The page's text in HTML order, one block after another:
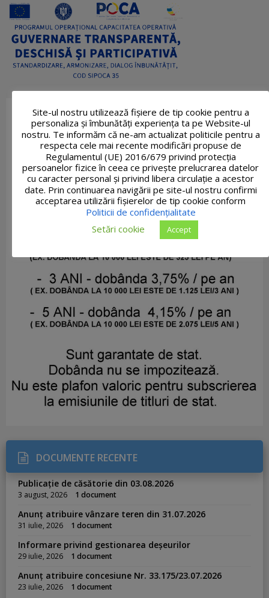
DOCUMENTE RECENTE
Publicație de căsătorie din 03.08.2026
3 august, 2026 1 document
Anunț atribuire vânzare teren din 31.07.2026
31 iulie, 2026 1 document
Informare privind gestionarea deșeurilor
29 iulie, 2026 1 document
Anunț atribuire concesiune Nr. 33.175/23.07.2026
23 iulie, 2026 1 document
Site-ul nostru utilizează fişiere de tip cookie pentru a
personaliza și îmbunătăți experiența ta pe Website-ul
nostru. Te informăm că ne-am actualizat politicile pentru a
respecta cele mai recente modificări propuse de
Regulamentul (UE) 2016/679 privind protecția
persoanelor fizice în ceea ce privește prelucrarea datelor
cu caracter personal și privind libera circulație a acestor
date. Prin continuarea navigării pe site-ul nostru confirmi
acceptarea utilizării fişierelor de tip cookie conform
Politicii de confidențialitate
Setări cookie
Accept